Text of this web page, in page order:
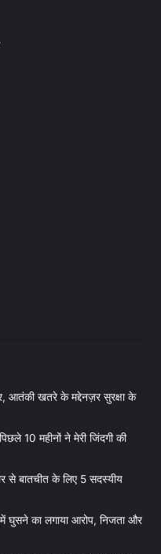
आतंकी खतरे के मद्देनज़र सुरक्षा के
10 महीनों ने मेरी जिंदगी की
से बातचीत के लिए 5 सदस्यीय
घुसने का लगाया आरोप, निजता और